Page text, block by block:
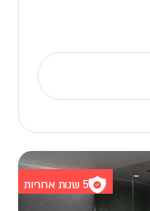
5 שנות אחריות